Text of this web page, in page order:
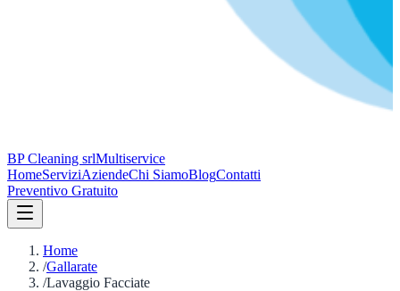
BP Cleaning srlMultiservice
HomeServiziAziendeChi SiamoBlogContatti
Preventivo Gratuito
Home
/Gallarate
/Lavaggio Facciate